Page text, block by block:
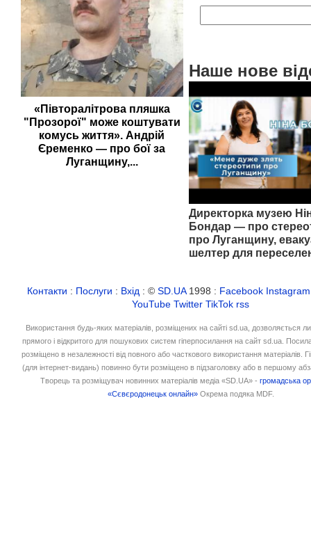
«Півторалітрова пляшка
"Прозорої" може коштувати
комусь життя». Андрій
Єременко — про бої за
Луганщину,...
Наше нове
Директорка музею
Бондар — про
про Луганщину,
шелтер для
Контакти : Послуги : Вхід : ©SD.UA1998 : Facebook Instagram
YouTube Twitter TikTok rss
Використання будь-яких матеріалів, розміщених на сайті sd.ua, дозволяється
прямого і відкритого для пошукових систем гіперпосилання на сайт sd.ua.
розміщено в незалежності від повного або часткового використання матеріалів.
(для інтернет-видань) повинно бути розміщено в підзаголовку або в першому
Творець та розміщувач новинних матеріалів медіа «SD.UA» -громадська
«Сєвєродонецьк онлайн» Окрема подяка MDF.